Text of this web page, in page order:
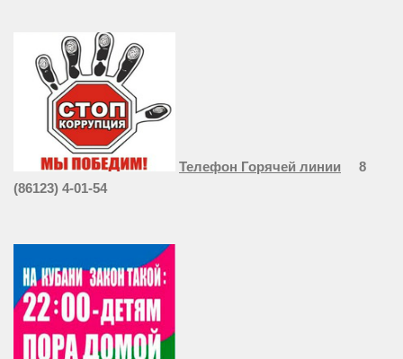
Телефон Горячей линии
8
(86123) 4-01-54